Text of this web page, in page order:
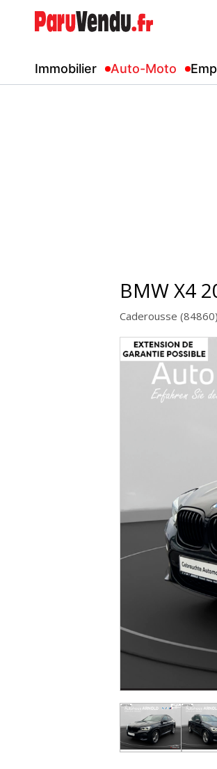
Immobilier Auto-Moto
BMW X4
Caderousse (84860)